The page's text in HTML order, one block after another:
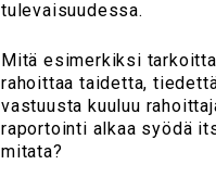
tulevaisuudessa.
Mitä esimerkiksi
rahoittaa taidetta,
vastuusta kuuluu
raportointi alkaa syödä
mitata?